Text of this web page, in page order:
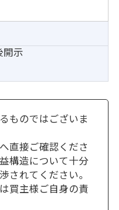
開示
ものではございま
直接ご確認くださ
構造について十分
されてください。
買主様ご自身の責